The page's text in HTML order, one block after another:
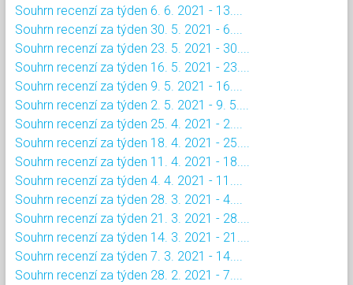
Souhrn recenzí za týden 6. 6. 2021 - 13....
Souhrn recenzí za týden 30. 5. 2021 - 6....
Souhrn recenzí za týden 23. 5. 2021 - 30....
Souhrn recenzí za týden 16. 5. 2021 - 23....
Souhrn recenzí za týden 9. 5. 2021 - 16....
Souhrn recenzí za týden 2. 5. 2021 - 9. 5....
Souhrn recenzí za týden 25. 4. 2021 - 2....
Souhrn recenzí za týden 18. 4. 2021 - 25....
Souhrn recenzí za týden 11. 4. 2021 - 18....
Souhrn recenzí za týden 4. 4. 2021 - 11....
Souhrn recenzí za týden 28. 3. 2021 - 4....
Souhrn recenzí za týden 21. 3. 2021 - 28....
Souhrn recenzí za týden 14. 3. 2021 - 21....
Souhrn recenzí za týden 7. 3. 2021 - 14....
Souhrn recenzí za týden 28. 2. 2021 - 7....